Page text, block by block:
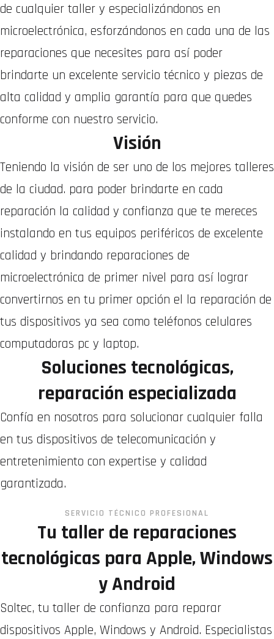
de cualquier taller y especializándonos en
microelectrónica, esforzándonos en cada una de las
reparaciones que necesites para así poder
brindarte un excelente servicio técnico y piezas de
alta calidad y amplia garantía para que quedes
conforme con nuestro servicio.
Visión
Teniendo la visión de ser uno de los mejores talleres
de la ciudad. para poder brindarte en cada
reparación la calidad y confianza que te mereces
instalando en tus equipos periféricos de excelente
calidad y brindando reparaciones de
microelectrónica de primer nivel para así lograr
convertirnos en tu primer opción el la reparación de
tus dispositivos ya sea como teléfonos celulares
computadoras pc y laptop.
Soluciones tecnológicas,
reparación especializada
Confía en nosotros para solucionar cualquier falla
en tus dispositivos de telecomunicación y
entretenimiento con expertise y calidad
garantizada.
SERVICIO TÉCNICO PROFESIONAL
Tu taller de reparaciones
tecnológicas para Apple, Windows
y Android
Soltec, tu taller de confianza para reparar
dispositivos Apple, Windows y Android. Especialistas